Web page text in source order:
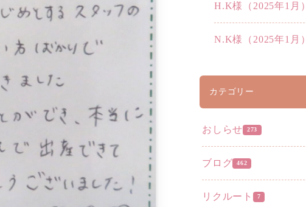
H.K様（2025年1月）
N.K様（2025年1月）
カテゴリー
おしらせ 273
ブログ 462
リクルート 7